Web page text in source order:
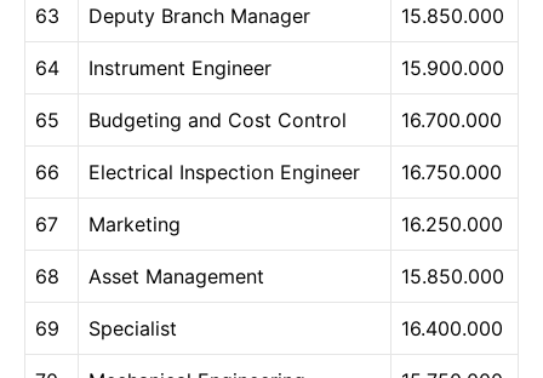
63 Deputy Branch Manager 15.850.000
64 Instrument Engineer 15.900.000
65 Budgeting and Cost Control 16.700.000
66 Electrical Inspection Engineer 16.750.000
67 Marketing 16.250.000
68 Asset Management 15.850.000
69 Specialist 16.400.000